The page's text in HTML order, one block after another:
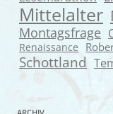
Mittelalter
Montagsfrage
Renaissance
Schottland